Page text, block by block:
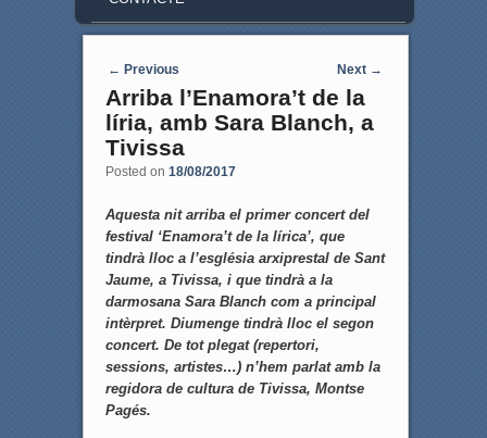
Post navigation
← Previous Next →
Arriba l’Enamora’t de la
líria, amb Sara Blanch, a
Tivissa
Posted on 18/08/2017
Aquesta nit arriba el primer concert del
festival ‘Enamora’t de la lírica’, que
tindrà lloc a l’església arxiprestal de Sant
Jaume, a Tivissa, i que tindrà a la
darmosana Sara Blanch com a principal
intèrpret. Diumenge tindrà lloc el segon
concert. De tot plegat (repertori,
sessions, artistes…) n’hem parlat amb la
regidora de cultura de Tivissa, Montse
Pagés.